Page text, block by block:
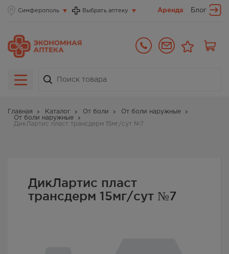
Симферополь Выбрать аптеку Аренда Блог
Главная Каталог От боли
От боли наружные
От боли наружные
ДикЛартис пласт трансдерм 15мг/сут №7
ДикЛартис пласт
трансдерм 15мг/сут №7